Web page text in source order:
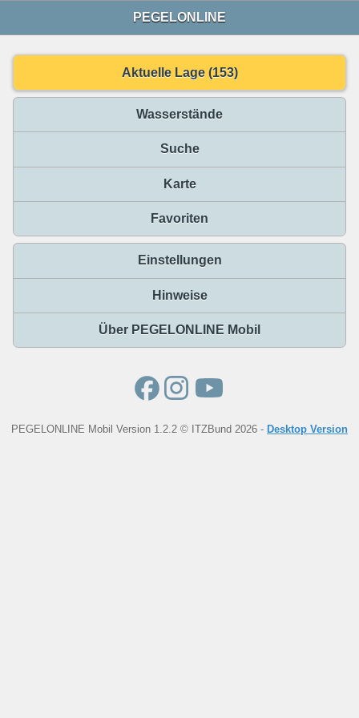
PEGELONLINE
Aktuelle Lage (153)
Wasserstände
Suche
Karte
Favoriten
Einstellungen
Hinweise
Über PEGELONLINE Mobil
PEGELONLINE Mobil Version 1.2.2 © ITZBund 2026 - Desktop Version